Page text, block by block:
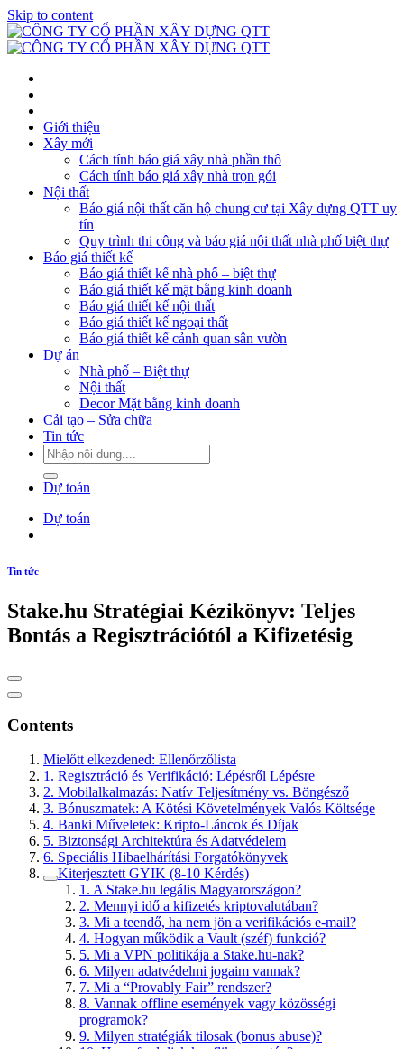
Skip to content
Giới thiệu
Xây mới
Cách tính báo giá xây nhà phần thô
Cách tính báo giá xây nhà trọn gói
Nội thất
Báo giá nội thất căn hộ chung cư tại Xây dựng QTT uy
tín
Quy trình thi công và báo giá nội thất nhà phố biệt thự
Báo giá thiết kế
Báo giá thiết kế nhà phố – biệt thự
Báo giá thiết kế mặt bằng kinh doanh
Báo giá thiết kế nội thất
Báo giá thiết kế ngoại thất
Báo giá thiết kế cảnh quan sân vườn
Dự án
Nhà phố – Biệt thự
Nội thất
Decor Mặt bằng kinh doanh
Cải tạo – Sửa chữa
Tin tức
Dự toán
Dự toán
Tin tức
Stake.hu Stratégiai Kézikönyv: Teljes
Bontás a Regisztrációtól a Kifizetésig
Contents
Mielőtt elkezdened: Ellenőrzőlista
1. Regisztráció és Verifikáció: Lépésről Lépésre
2. Mobilalkalmazás: Natív Teljesítmény vs. Böngésző
3. Bónuszmatek: A Kötési Követelmények Valós Költsége
4. Banki Műveletek: Kripto-Láncok és Díjak
5. Biztonsági Architektúra és Adatvédelem
6. Speciális Hibaelhárítási Forgatókönyvek
Kiterjesztett GYIK (8-10 Kérdés)
1. A Stake.hu legális Magyarországon?
2. Mennyi idő a kifizetés kriptovalutában?
3. Mi a teendő, ha nem jön a verifikációs e-mail?
4. Hogyan működik a Vault (széf) funkció?
5. Mi a VPN politikája a Stake.hu-nak?
6. Milyen adatvédelmi jogaim vannak?
7. Mi a “Provably Fair” rendszer?
8. Vannak offline események vagy közösségi
programok?
9. Milyen stratégiák tilosak (bonus abuse)?